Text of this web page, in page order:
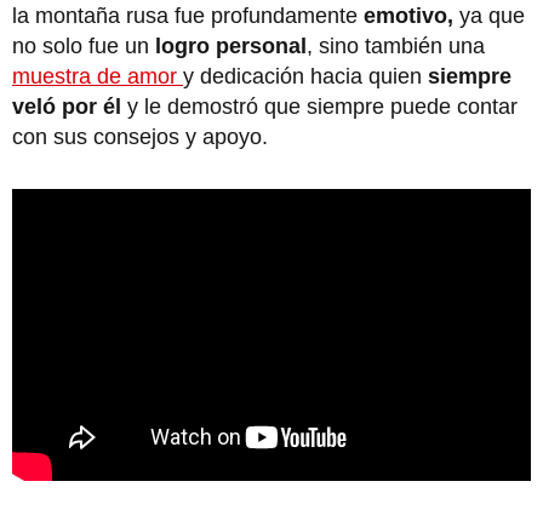
la montaña rusa fue profundamente emotivo, ya que
no solo fue un logro personal , sino también una
muestra de amor y dedicación hacia quien siempre
veló por él y le demostró que siempre puede contar
con sus consejos y apoyo.